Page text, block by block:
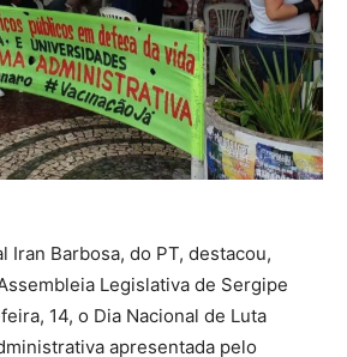
Iran Barbosa, do PT, destacou,
Legislativa de Sergipe
14, o Dia Nacional de Luta
apresentada pelo